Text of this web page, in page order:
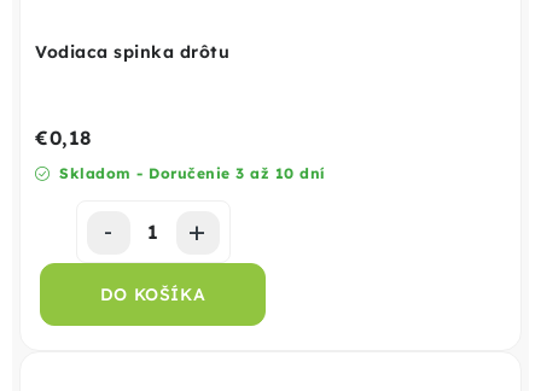
Vodiaca spinka drôtu
Skladom - Doručenie 3 až 10 dní
€0,18
DO KOŠÍKA